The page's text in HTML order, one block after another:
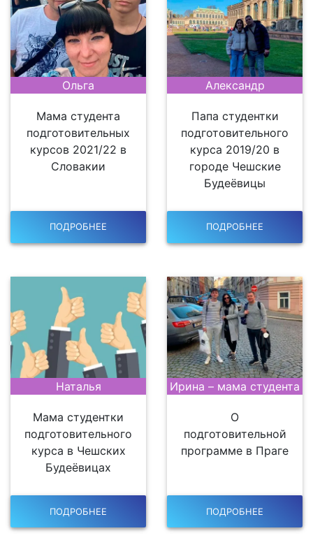
Ольга
Мама студента
подготовительных
курсов 2021/22 в
Словакии
ПОДРОБНЕЕ
Александр
Папа студентки
подготовительного
курса 2019/20 в
городе Чешские
Будеёвицы
ПОДРОБНЕЕ
Наталья
Мама студентки
подготовительного
курса в Чешских
Будеёвицах
ПОДРОБНЕЕ
Ирина – мама студента
О
подготовительной
программе в Праге
ПОДРОБНЕЕ